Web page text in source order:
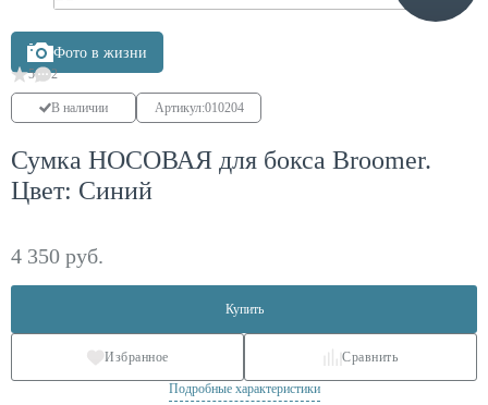
Фото в жизни
5 2
В наличии Артикул:010204
Сумка НОСОВАЯ для бокса Broomer.
Цвет: Синий
4 350 руб.
Купить
Избранное Сравнить
Подробные характеристики